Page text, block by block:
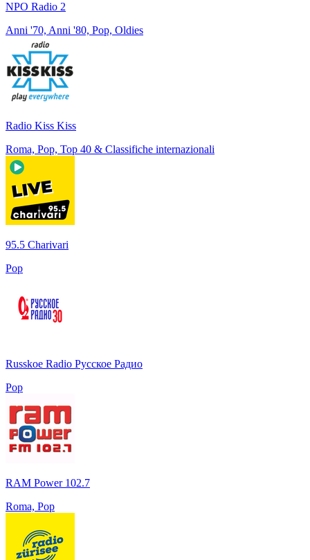
NPO Radio 2
Anni '70, Anni '80, Pop, Oldies
Radio Kiss Kiss
Roma, Pop, Top 40 & Classifiche internazionali
95.5 Charivari
Pop
Russkoe Radio Русское Радио
Pop
RAM Power 102.7
Roma, Pop